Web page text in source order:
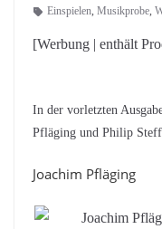
Einspielen, Musikprobe,
[Werbung | enthält
In der vorletzten
Pfläging und Philip
Joachim Pfläging